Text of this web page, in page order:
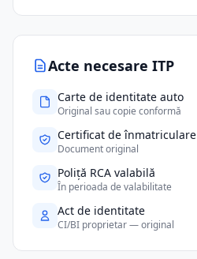
Acte necesare ITP
Carte de identitate auto
Original sau copie conformă
Certificat de înmatriculare
Document original
Poliță RCA valabilă
În perioada de valabilitate
Act de identitate
CI/BI proprietar — original